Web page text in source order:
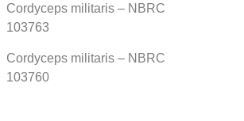
Cordyceps militaris – NBRC
103763
Cordyceps militaris – NBRC
103760